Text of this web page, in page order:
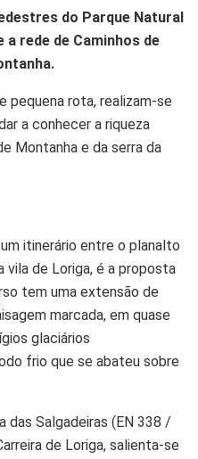
do Parque Natural
a rede de Caminhos de
pequena rota, realizam-se
a conhecer a riqueza
Montanha e da serra da
itinerário entre o planalto
vila de Loriga, é a proposta
tem uma extensão de
marcada, em quase
glaciários
frio que se abateu sobre
das Salgadeiras (EN 338 /
de Loriga, salienta-se